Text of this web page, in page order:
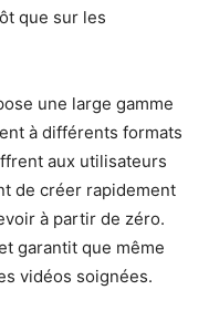
que sur les
une large gamme
à différents formats
aux utilisateurs
de créer rapidement
à partir de zéro.
garantit que même
vidéos soignées.